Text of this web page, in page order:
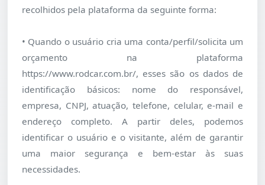
recolhidos pela plataforma da seguinte forma:
• Quando o usuário cria uma conta/perfil/solicita um
orçamento na plataforma
https://www.rodcar.com.br/, esses são os dados de
identificação básicos: nome do responsável,
empresa, CNPJ, atuação, telefone, celular, e-mail e
endereço completo. A partir deles, podemos
identificar o usuário e o visitante, além de garantir
uma maior segurança e bem-estar às suas
necessidades.